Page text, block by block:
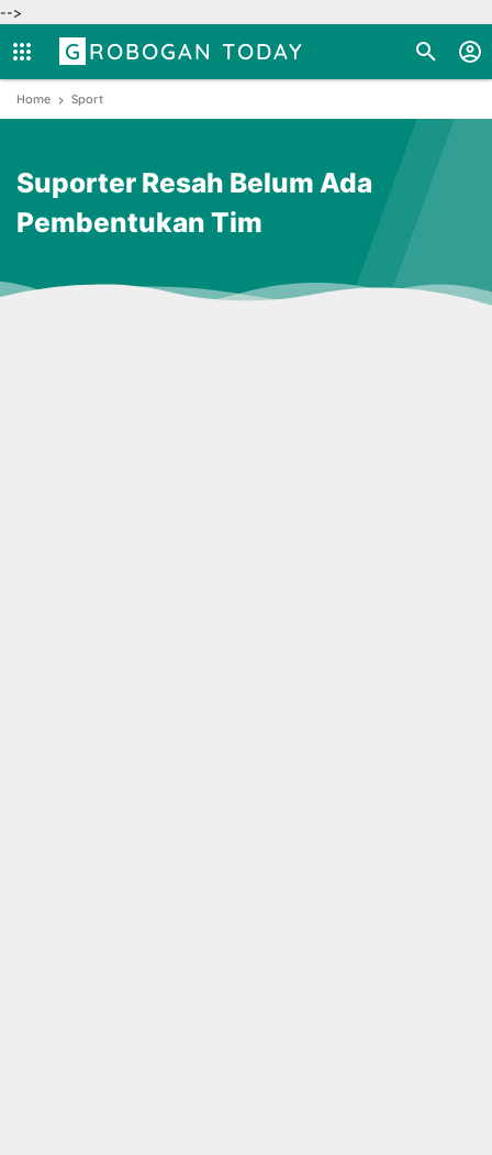
-->
GROBOGAN TODAY
Home Sport
Suporter Resah Belum Ada
Pembentukan Tim